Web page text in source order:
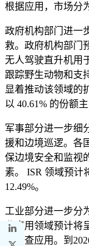
根据应用，市场分
政府机构部门进一
救。政府机构部门
无人驾驶直升机用
跟踪野生动物和支
显着推动该领域的
以 40.61% 的份额主
军事部分进一步细
援和边境巡逻。各
保边境安全和监视
素。 ISR 领域预计
12.49%。
工业部分进一步分
业应用领域预计将
和检查应用。到